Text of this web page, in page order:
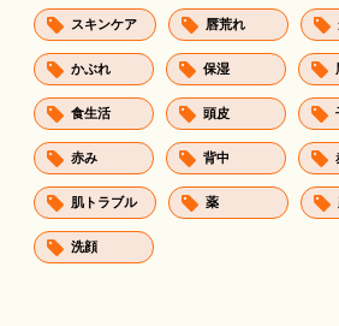
スキンケア 唇荒れ
かぶれ 保湿
食生活 頭皮
赤み 背中
肌トラブル 薬
洗顔